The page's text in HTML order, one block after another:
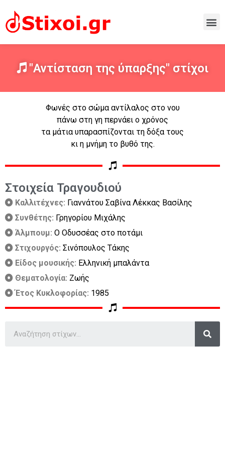
"Αντίσταση της ύπαρξης" στίχοι
Φωνές στο σώμα αντίλαλος στο νου
πάνω στη γη περνάει ο χρόνος
τα μάτια υπαρασπίζονται τη δόξα τους
κι η μνήμη το βυθό της.
Στοιχεία Τραγουδιού
Καλλιτέχνες: Γιαννάτου Σαβίνα Λέκκας Βασίλης
Συνθέτης: Γρηγορίου Μιχάλης
Άλμπουμ: Ο Οδυσσέας στο ποτάμι
Στιχουργός: Σινόπουλος Τάκης
Είδος μουσικής: Ελληνική μπαλάντα
Θεματολογία: Ζωής
Έτος Κυκλοφορίας: 1985